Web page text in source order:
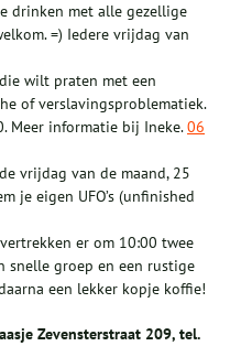
drinken met alle gezellige
=) Iedere vrijdag van
wilt praten met een
of verslavingsproblematiek.
Meer informatie bij Ineke.06
vrijdag van de maand, 25
je eigen UFO’s (unfinished
er om 10:00 twee
snelle groep en een rustige
een lekker kopje koffie!
Zevensterstraat 209, tel.